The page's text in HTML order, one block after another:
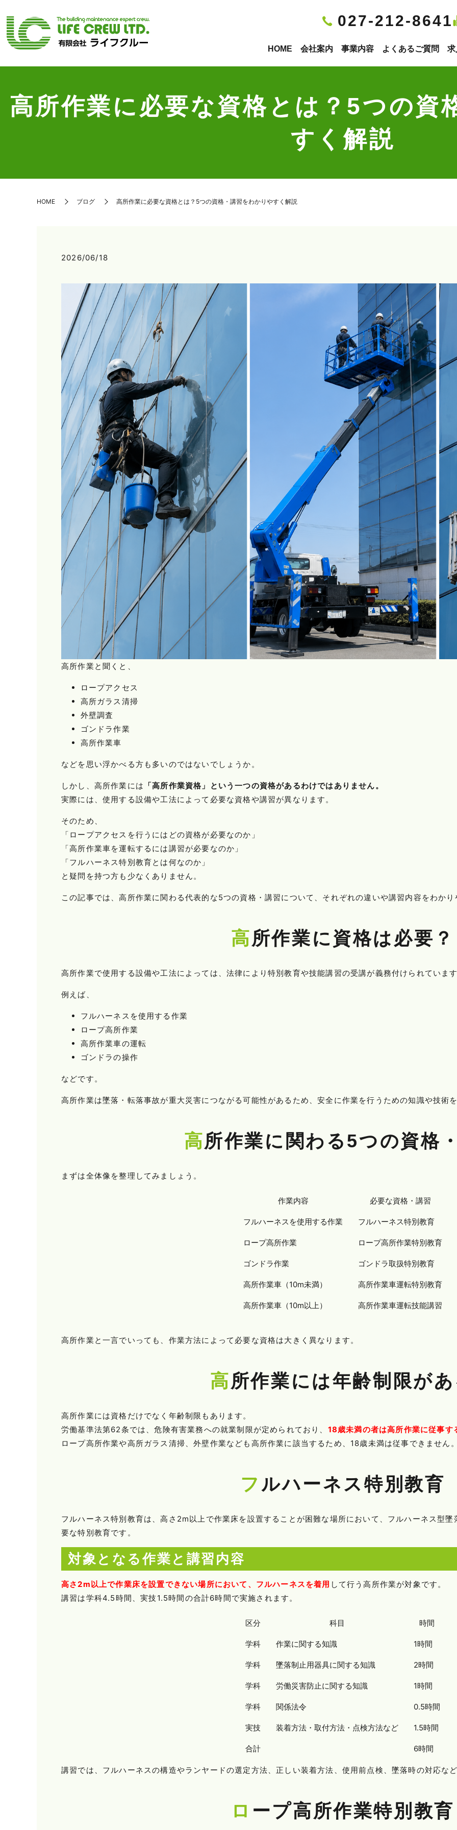
HOME 会社案内 事業内容 よくあるご質問 求
027-212-8641
高所作業に必要な資格とは？5つの資
すく解説
HOME ブログ 高所作業に必要な資格とは？5つの資格・講習をわかりやすく解説
2026/06/18
高所作業と聞くと、
ロープアクセス
高所ガラス清掃
外壁調査
ゴンドラ作業
高所作業車
などを思い浮かべる方も多いのではないでしょうか。
しかし、高所作業には 「高所作業資格」という一つの資格があるわけではありません。
実際には、使用する設備や工法によって必要な資格や講習が異なります。
そのため、
「ロープアクセスを行うにはどの資格が必要なのか」
「高所作業車を運転するには講習が必要なのか」
「フルハーネス特別教育とは何なのか」
と疑問を持つ方も少なくありません。
この記事では、高所作業に関わる代表的な5つの資格・講習について、それぞれの違いや講習内容をわかり
高所作業に資格は必要？
高所作業で使用する設備や工法によっては、法律により特別教育や技能講習の受講が義務付けられています
例えば、
フルハーネスを使用する作業
ロープ高所作業
高所作業車の運転
ゴンドラの操作
などです。
高所作業は墜落・転落事故が重大災害につながる可能性があるため、安全に作業を行うための知識や技術
高所作業に関わる5つの資格
まずは全体像を整理してみましょう。
作業内容 必要な資格・講習
フルハーネスを使用する作業 フルハーネス特別教育
ロープ高所作業 ロープ高所作業特別教育
ゴンドラ作業 ゴンドラ取扱特別教育
高所作業車（10m未満） 高所作業車運転特別教育
高所作業車（10m以上） 高所作業車運転技能講習
高所作業と一言でいっても、作業方法によって必要な資格は大きく異なります。
高所作業には年齢制限が
高所作業には資格だけでなく年齢制限もあります。
労働基準法第62条では、危険有害業務への就業制限が定められており、 18歳未満の者は高所作業に従事す
ロープ高所作業や高所ガラス清掃、外壁作業なども高所作業に該当するため、18歳未満は従事できません。
フルハーネス特別教育
フルハーネス特別教育は、高さ2m以上で作業床を設置することが困難な場所において、フルハーネス型
要な特別教育です。
対象となる作業と講習内容
高さ2m以上で作業床を設置できない場所において、フルハーネスを着用 して行う高所作業が対象です。
講習は学科4.5時間、実技1.5時間の合計6時間で実施されます。
区分 科目 時間
学科 作業に関する知識 1時間
学科 墜落制止用器具に関する知識 2時間
学科 労働災害防止に関する知識 1時間
学科 関係法令 0.5時間
実技 装着方法・取付方法・点検方法など 1.5時間
合計 6時間
講習では、フルハーネスの構造やランヤードの選定方法、正しい装着方法、使用前点検、墜落時の対応など
ロープ高所作業特別教育